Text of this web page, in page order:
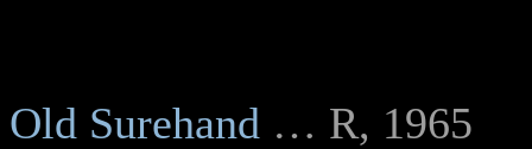
Old Surehand … R, 1965